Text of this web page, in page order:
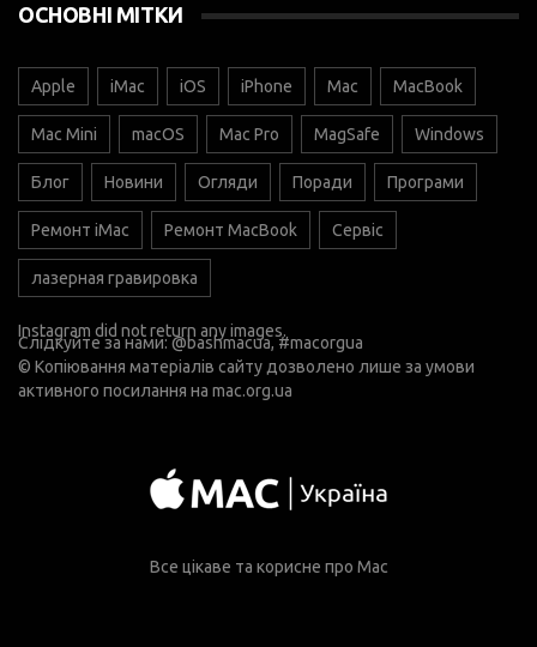
ОСНОВНІ МІТКИ
Apple iMac iOS iPhone Mac MacBook
Mac Mini macOS Mac Pro MagSafe Windows
Блог Новини Огляди Поради Програми
Ремонт iMac Ремонт MacBook Сервіс
лазерная гравировка
Instagram did not return any images.
Слідкуйте за нами:@bashmacua, #macorgua
© Копіювання матеріалів сайту дозволено лише за умови
активного посилання на mac.org.ua
Все цікаве та корисне про Mac